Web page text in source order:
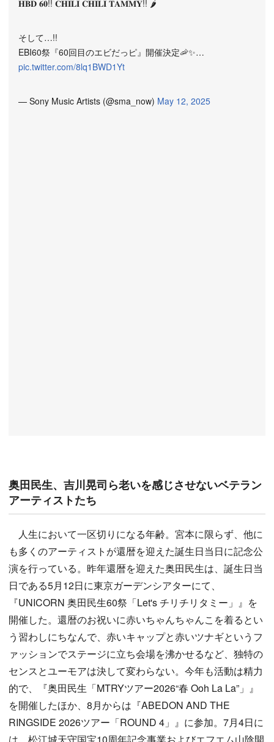
𝐇𝐁𝐃 𝟔𝟎!! 𝐂𝐇𝐈𝐋𝐈 𝐂𝐇𝐈𝐋𝐈 𝐓𝐀𝐌𝐌𝐘!! 🌶️
そして…!!
EBI60祭『60回目のエビだっピ』開催決定🦐✨…
pic.twitter.com/8lq1BWD1Yt
— Sony Music Artists (@sma_now) May 12, 2025
奥田民生、吉川晃司ら老いを感じさせないベテラン
アーティストたち
人生において一区切りになる年齢。宮本に限らず、他に
も多くのアーティストが還暦を迎えた誕生日当日に記念公
演を行っている。昨年還暦を迎えた奥田民生は、誕生日当
日である5月12日に東京ガーデンシアターにて、
『UNICORN 奥田民生60祭「Let's チリチリタミー」』を
開催した。還暦のお祝いに赤いちゃんちゃんこを着るとい
う習わしにちなんで、赤いキャップと赤いツナギというフ
ァッションでステージに立ち会場を沸かせるなど、独特の
センスとユーモアは決して変わらない。今年も活動は精力
的で、『奥田民生「MTRYツアー2026“春 Ooh La La”」』
を開催したほか、8月からは『ABEDON AND THE
RINGSIDE 2026ツアー「ROUND 4」』に参加。7月4日に